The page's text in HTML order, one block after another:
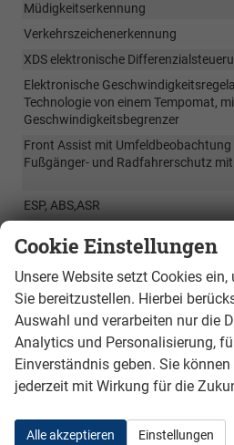
Müdigkeitserkennung
Verkehrszeichenerkennung
XDS elektronische
Elektronische
Technologie von einem Tempomat,
Geschwindigkeitsbegrenzer
Front Assist mit
Fußgänger- und Radfahrerschutz
ESP, ABS,ASR
Sicherheitsgurte
Außen
Rückkamera mit Warnanzeige
Notbremsfunktion
Einparkhilfe mit Warnsignal und
hinten
Cookie Einstellungen
Unsere Website setzt Cookies
Sie bereitzustellen. Hierbei
Auswahl und verarbeiten nur die
Analytics und Personalisierung,
Einverständnis geben. Sie
jederzeit mit Wirkung für die
Alle akzeptieren Einstellungen